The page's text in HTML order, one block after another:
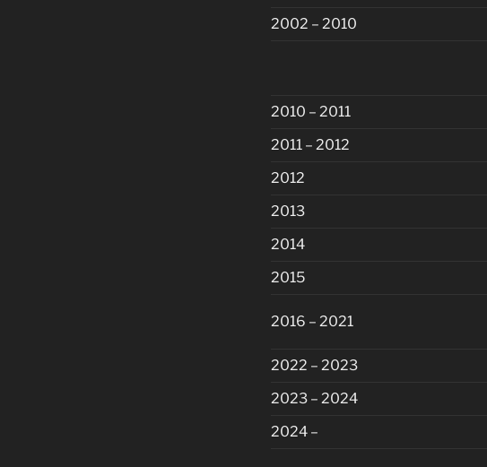
2002 – 2010
2010 – 2011
2011 – 2012
2012
2013
2014
2015
2016 – 2021
2022 – 2023
2023 – 2024
2024 –